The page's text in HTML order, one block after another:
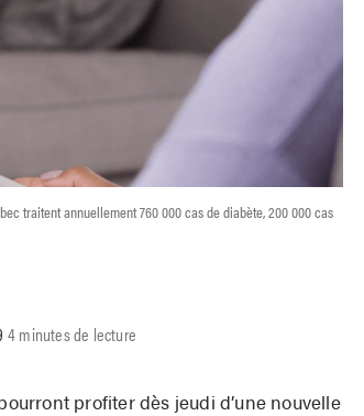
traitent annuellement 760 000 cas de diabète, 200 000 cas
4 minutes de lecture
profiter dès jeudi d’une nouvelle